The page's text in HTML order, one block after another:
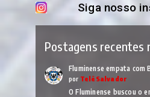
Siga nosso
Postagens recentes
Fluminense empata
por TelêSalvador
O Fluminense buscou o